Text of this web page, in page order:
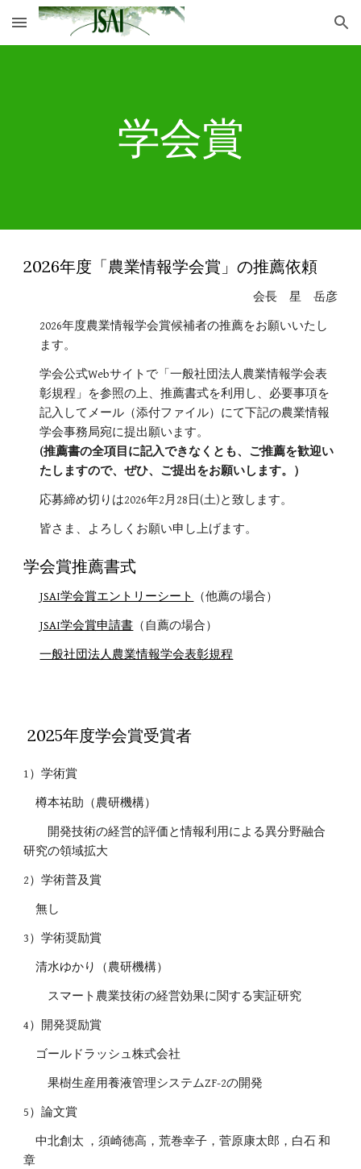
Skip to main content Skip to navigation
学会賞
2026年度「農業情報学会賞」の推薦依頼
会長 星 岳彦
2026年度農業情報学会賞候補者の推薦をお願いいたし
ます。
学会公式Webサイトで「一般社団法人農業情報学会表
彰規程」を参照の上、推薦書式を利用し、必要事項を
記入してメール（添付ファイル）にて下記の農業情報
学会事務局宛に提出願います。
(推薦書の全項目に記入できなくとも、ご推薦を歓迎い
たしますので、ぜひ、ご提出をお願いします。）
応募締め切りは2026年2月28日(土)と致します。
皆さま、よろしくお願い申し上げます。
学会賞推薦書式
JSAI学会賞エントリーシート （他薦の場合）
JSAI学会賞申請書 （自薦の場合）
一般社団法人農業情報学会表彰規程
2025年度学会賞受賞者
1）学術賞
樽本祐助（農研機構）
開発技術の経営的評価と情報利用による異分野融合
研究の領域拡大
2）学術普及賞
無し
3）学術奨励賞
清水ゆかり（農研機構）
スマート農業技術の経営効果に関する実証研究
4）開発奨励賞
ゴールドラッシュ株式会社
果樹生産用養液管理システムZF-2の開発
5）論文賞
中北創太 ，須崎徳高，荒巻幸子，菅原康太郎，白石 和
章